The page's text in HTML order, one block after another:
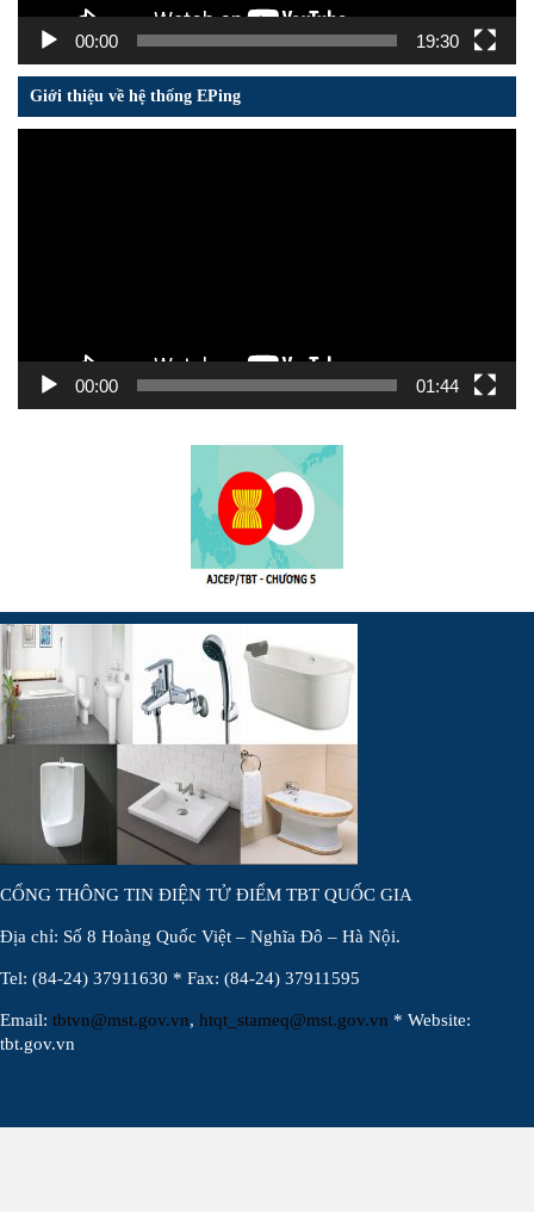
00:00 19:30
Giới thiệu về hệ thống EPing
00:00 01:44
CỔNG THÔNG TIN ĐIỆN TỬ ĐIỂM TBT QUỐC GIA
Địa chỉ: Số 8 Hoàng Quốc Việt – Nghĩa Đô – Hà Nội.
Tel: (84-24) 37911630 * Fax: (84-24) 37911595
Email: tbtvn@mst.gov.vn, htqt_stameq@mst.gov.vn * Website:
tbt.gov.vn